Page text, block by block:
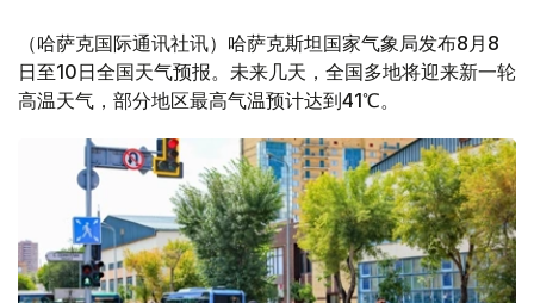
（哈萨克国际通讯社讯）哈萨克斯坦国家气象局发布8月8
日至10日全国天气预报。未来几天，全国多地将迎来新一轮
高温天气，部分地区最高气温预计达到41℃。